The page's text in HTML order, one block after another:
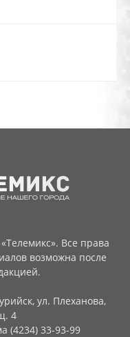
Все права
возможна после
ул. Плеханова,
4
(4234) 33-93-99